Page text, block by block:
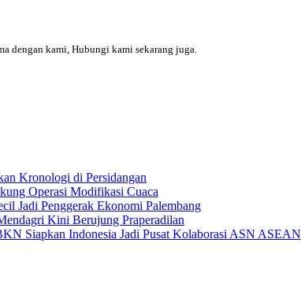
dengan kami, Hubungi kami sekarang juga.
Kronologi di Persidangan
Operasi Modifikasi Cuaca
Jadi Penggerak Ekonomi Palembang
Kini Berujung Praperadilan
Siapkan Indonesia Jadi Pusat Kolaborasi ASN ASEAN